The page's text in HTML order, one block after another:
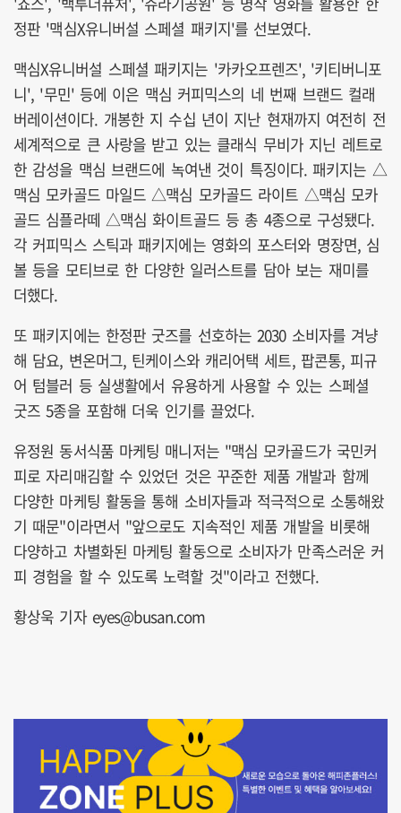
정판 '맥심X유니버설 스페셜 패키지'를 선보였다.
맥심X유니버설 스페셜 패키지는 '카카오프렌즈', '키티버니포
니', '무민' 등에 이은 맥심 커피믹스의 네 번째 브랜드 컬래
버레이션이다. 개봉한 지 수십 년이 지난 현재까지 여전히 전
세계적으로 큰 사랑을 받고 있는 클래식 무비가 지닌 레트로
한 감성을 맥심 브랜드에 녹여낸 것이 특징이다. 패키지는 △
맥심 모카골드 마일드 △맥심 모카골드 라이트 △맥심 모카
골드 심플라떼 △맥심 화이트골드 등 총 4종으로 구성됐다.
각 커피믹스 스틱과 패키지에는 영화의 포스터와 명장면, 심
볼 등을 모티브로 한 다양한 일러스트를 담아 보는 재미를
더했다.
또 패키지에는 한정판 굿즈를 선호하는 2030 소비자를 겨냥
해 담요, 변온머그, 틴케이스와 캐리어택 세트, 팝콘통, 피규
어 텀블러 등 실생활에서 유용하게 사용할 수 있는 스페셜
굿즈 5종을 포함해 더욱 인기를 끌었다.
유정원 동서식품 마케팅 매니저는 "맥심 모카골드가 국민커
피로 자리매김할 수 있었던 것은 꾸준한 제품 개발과 함께
다양한 마케팅 활동을 통해 소비자들과 적극적으로 소통해왔
기 때문"이라면서 "앞으로도 지속적인 제품 개발을 비롯해
다양하고 차별화된 마케팅 활동으로 소비자가 만족스러운 커
피 경험을 할 수 있도록 노력할 것"이라고 전했다.
황상욱 기자 eyes@busan.com